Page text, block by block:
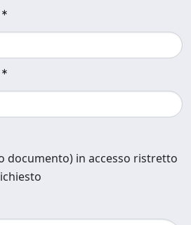
documento) in accesso ristretto